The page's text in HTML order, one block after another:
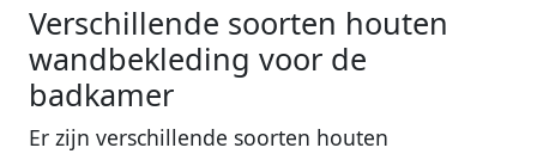
Verschillende soorten houten
wandbekleding voor de
badkamer
Er zijn verschillende soorten houten